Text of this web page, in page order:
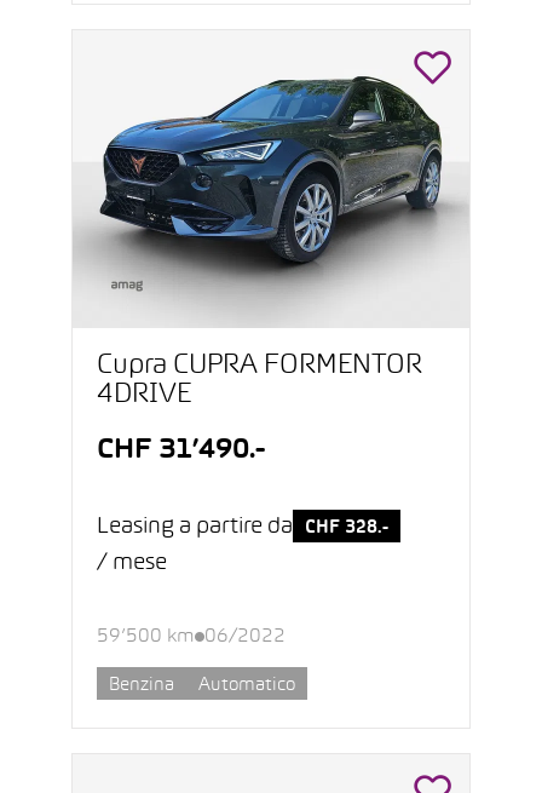
Cupra CUPRA FORMENTOR
4DRIVE
CHF 31’490.-
Leasing a partire da CHF 328.-
/ mese
59’500 km 06/2022
Benzina Automatico